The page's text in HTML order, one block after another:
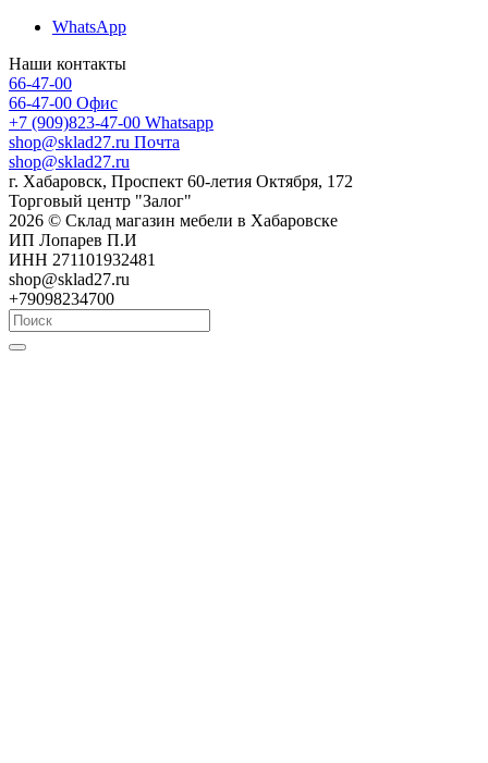
WhatsApp
Наши контакты
66-47-00
66-47-00 Офис
+7 (909)823-47-00 Whatsapp
shop@sklad27.ru Почта
shop@sklad27.ru
г. Хабаровск, Проспект 60-летия Октября, 172
Торговый центр "Залог"
2026 © Склад магазин мебели в Хабаровске
ИП Лопарев П.И
ИНН 271101932481
shop@sklad27.ru
+79098234700